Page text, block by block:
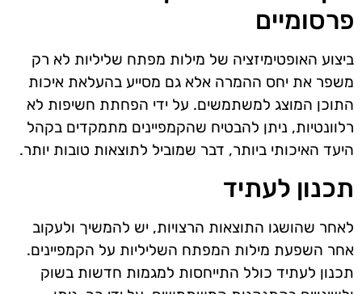
פרסומיים
ביצוע האופטימיזציה של מילות מפתח שליליות לא רק
משפר את יחס ההמרה אלא גם מסייע בהעלאת איכות
התוכן המוצג למשתמשים. על ידי הפחתת חשיפות לא
רלוונטיות, ניתן להבטיח שהקמפיינים מתמקדים בקהל
היעד האיכותי ביותר, דבר שמוביל לתוצאות טובות יותר.
תכנון לעתיד
לאחר שהושגו התוצאות הרצויות, יש להמשיך ולעקוב
אחר השפעת מילות המפתח השליליות על הקמפיינים.
תכנון לעתיד כולל התייחסות למגמות חדשות בשוק